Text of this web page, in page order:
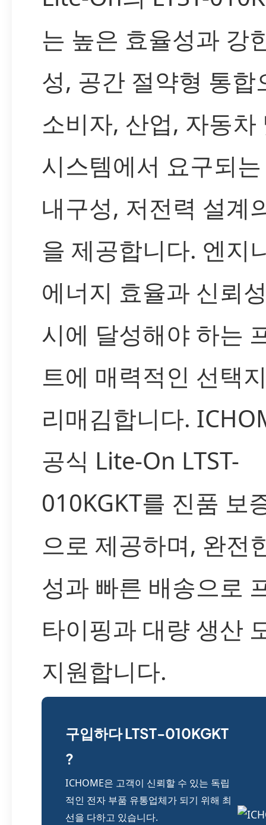
는 높은 효율성과 강
성, 공간 절약형 통합
소비자, 산업, 자동차
시스템에서 요구되
내구성, 저전력 설계
을 제공합니다. 엔지
에너지 효율과 신뢰
시에 달성해야 하는
트에 매력적인 선택
리매김합니다.
공식 Lite-On LTST-
010KGKT를 진품 보
으로 제공하며, 완전
성과 빠른 배송으로
타이핑과 대량 생산
지원합니다.
구입하다 LTST-010KGKT
?
ICHOME은 고객이 신뢰할 수 있는 독립
적인 전자 부품 유통업체가 되기 위해 최
선을 다하고 있습니다.